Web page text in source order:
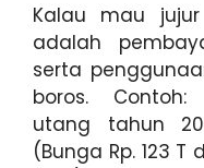
Kalau mau
adalah
serta
boros.
utang tahun
(Bunga Rp. 123